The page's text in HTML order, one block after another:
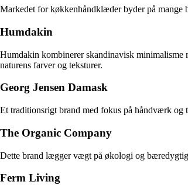
Markedet for køkkenhåndklæder byder på
Humdakin
Humdakin kombinerer skandinavisk
naturens farver og teksturer.
Georg Jensen Damask
Et traditionsrigt brand med fokus på håndværk og
The Organic Company
Dette brand lægger vægt på økologi og
Ferm Living